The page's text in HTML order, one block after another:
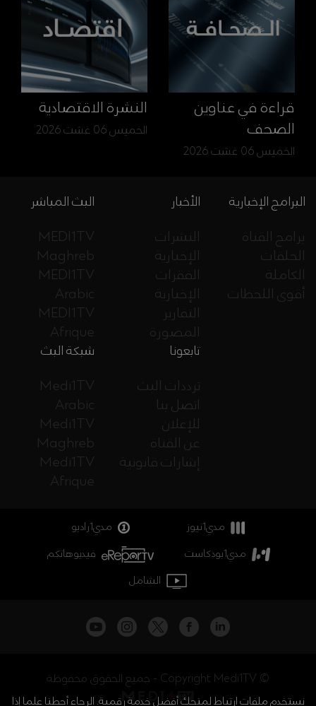
قراءة في عناوين
الصحف
الخميس 06 غشت 2026
النشرة الاقتصادية
الخميس 06 غشت 2026
البث المباشر
MEDI1TV
Maghreb
MEDI1TV
Arabic
MEDI1TV
Afrique
الأخبار
النشرات
الإخبارية
الفقرات
الإخبارية
التقارير
المصورة
البرامج الإخبارية
برامج القناة
الحلقات
الكاملة
أقوى اللحظات
شبكة البث
Medi1TV
Arabic
Medi1TV
Maghreb
Medi1TV
Afrique
تابعونا
ترددات البث
اتصل بنا
للإعلان
عن القناة
إشارات قانونية
مدي1نيوز
مدي1راديو
مدي1بودكاست
فيديوهاتكم
الشامل
جميع الحقوق محفوظة - Copyright Medi1TV ©
نستخدم ملفات ارتباط لمنحك أفضل خدمة رقمية. الرجاء أحطنا علما إذا